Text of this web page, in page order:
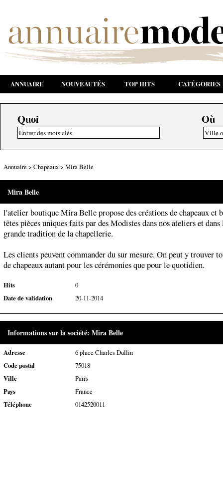
ANNUAIRE NOUVEAUTÉS TOP HITS CATÉGORIES
Quoi Où
Annuaire > Chapeaux> Mira Belle
Mira Belle
l'atelier boutique Mira Belle propose des créations de chapeaux et
têtes pièces uniques faits par des Modistes dans nos ateliers et
grande tradition de la chapellerie.
Les clients peuvent commander du sur mesure. On peut y trouver
de chapeaux autant pour les cérémonies que pour le quotidien.
Hits
0
Date de validation
20-11-2014
Informations sur la société: Mira Belle
Adresse
6 place Charles Dullin
Code postal
75018
Ville
Paris
Pays
France
Téléphone
0142520011